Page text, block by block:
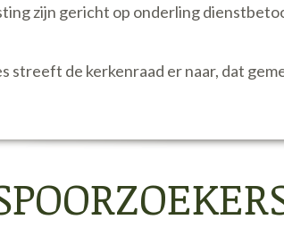
zijn gericht op onderling
streeft de kerkenraad er naar, dat